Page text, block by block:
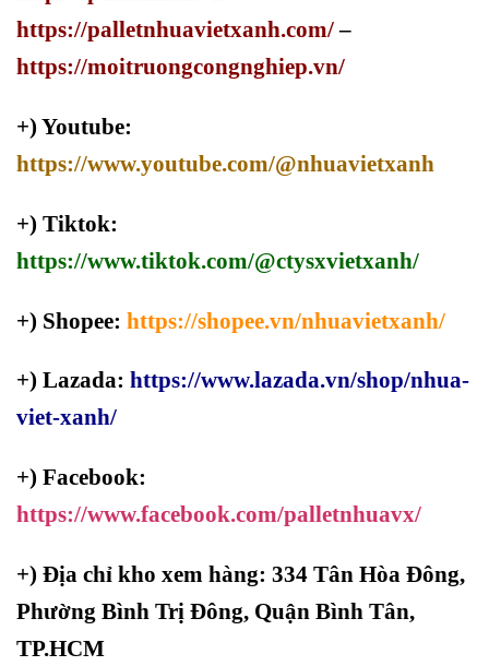
https://palletnhuavietxanh.com/ –
https://moitruongcongnghiep.vn/
+) Youtube:
https://www.youtube.com/@nhuavietxanh
+) Tiktok:
https://www.tiktok.com/@ctysxvietxanh/
+) Shopee: https://shopee.vn/nhuavietxanh/
+) Lazada: https://www.lazada.vn/shop/nhua-
viet-xanh/
+) Facebook:
https://www.facebook.com/palletnhuavx/
+) Địa chỉ kho xem hàng: 334 Tân Hòa Đông,
Phường Bình Trị Đông, Quận Bình Tân,
TP.HCM